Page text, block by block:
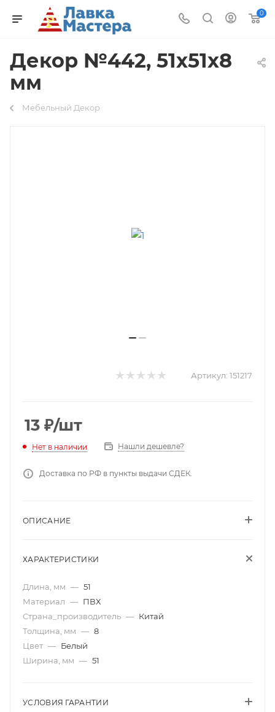
0
Декор №442, 51х51х8
мм
Мебельный Декор
Артикул: 151217
13 ₽/шт
Нет в наличии Нашли дешевле?
Доставка по РФ в пункты выдачи СДЕК.
ОПИСАНИЕ
ХАРАКТЕРИСТИКИ
Длина, мм — 51
Материал — ПВХ
Страна_производитель — Китай
Толщина, мм — 8
Цвет — Белый
Ширина, мм — 51
УСЛОВИЯ ГАРАНТИИ